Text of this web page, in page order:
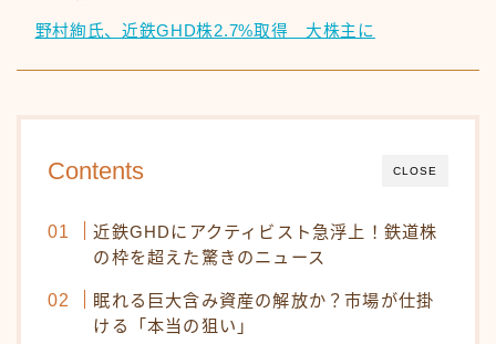
野村絢氏、近鉄GHD株2.7%取得 大株主に
CLOSE
Contents
近鉄GHDにアクティビスト急浮上！鉄道株
の枠を超えた驚きのニュース
眠れる巨大含み資産の解放か？市場が仕掛
ける「本当の狙い」